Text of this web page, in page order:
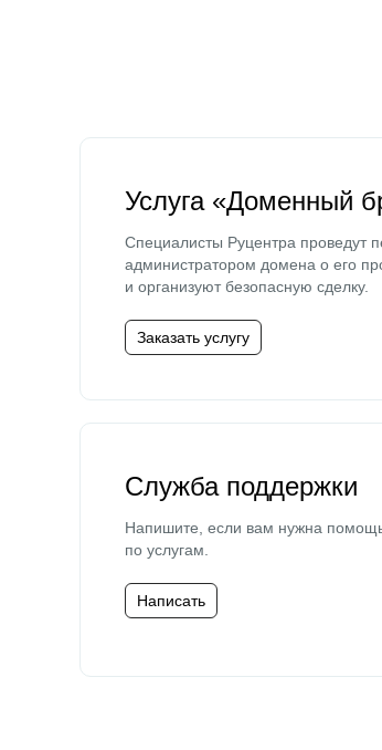
Услуга «Доменный
Специалисты Руцентра проведут
администратором домена о его
и организуют безопасную сделку.
Заказать услугу
Служба поддержки
Напишите, если вам нужна
по услугам.
Написать